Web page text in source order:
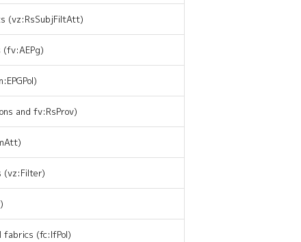
(vz:RsSubjFiltAtt)
(fv:AEPg)
and fv:RsProv)
(vz:Filter)
fabrics (fc:IfPol)